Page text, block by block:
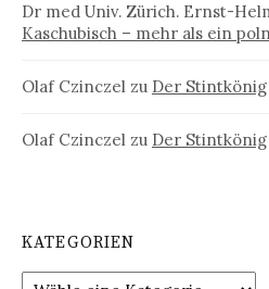
Dr med Univ. Zürich. Ernst-
Kaschubisch – mehr als ein
Olaf Czinczel zu Der Stintkönig
Olaf Czinczel zu Der Stintkönig
KATEGORIEN